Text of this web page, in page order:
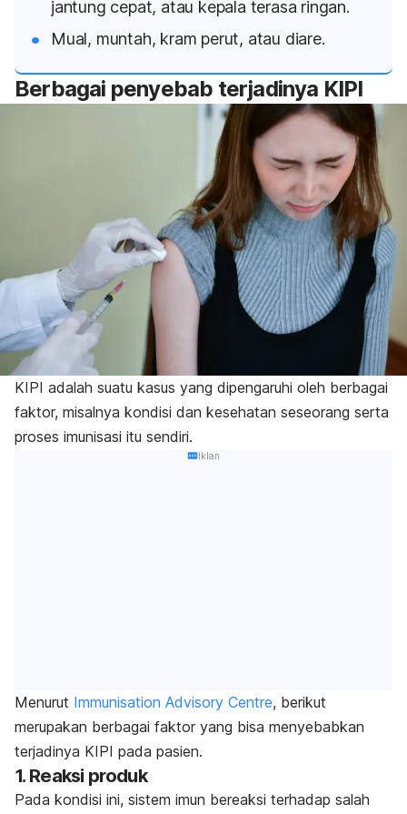
jantung cepat, atau kepala terasa ringan.
Mual, muntah, kram perut, atau diare.
Berbagai penyebab terjadinya KIPI
KIPI adalah suatu kasus yang dipengaruhi oleh berbagai
faktor, misalnya kondisi dan kesehatan seseorang serta
proses imunisasi itu sendiri.
Iklan
Menurut Immunisation Advisory Centre, berikut
merupakan berbagai faktor yang bisa menyebabkan
terjadinya KIPI pada pasien.
1. Reaksi produk
Pada kondisi ini, sistem imun bereaksi terhadap salah